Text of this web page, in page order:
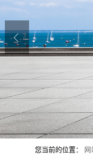
您当前的位置： 网